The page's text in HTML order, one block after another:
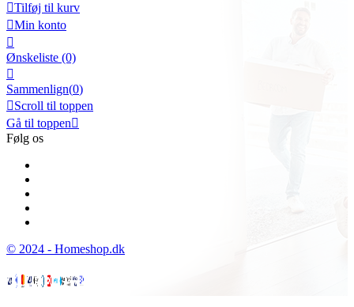
Tilføj til kurv
Min konto

Ønskeliste (0)

Sammenlign(0)
Scroll til toppen
Gå til toppen
Følg os
© 2024 - Homeshop.dk